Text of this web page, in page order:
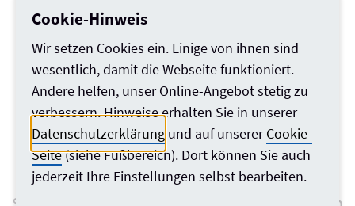
Cookie-Hinweis
Wir setzen Cookies ein. Einige von ihnen sind
wesentlich, damit die Webseite funktioniert.
Andere helfen, unser Online-Angebot stetig zu
verbessern. Hinweise erhalten Sie in unserer
Datenschutzerklärung und auf unsererCookie-
Seite(siehe Fußbereich). Dort können Sie auch
jederzeit Ihre Einstellungen selbst bearbeiten.